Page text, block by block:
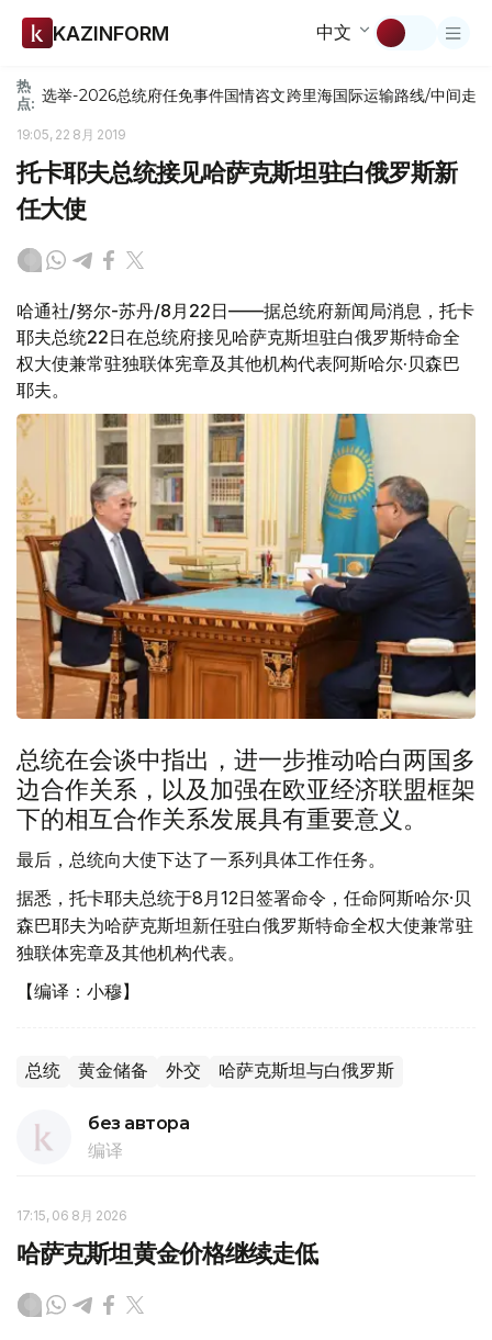
KAZINFORM 中文
热
点: 选举-2026总统府任免事件国情咨文跨里海国际运输路线/中间走廊
19:05, 22 8月 2019
托卡耶夫总统接见哈萨克斯坦驻白俄罗斯新
任大使
哈通社/努尔-苏丹/8月22日——据总统府新闻局消息，托卡
耶夫总统22日在总统府接见哈萨克斯坦驻白俄罗斯特命全
权大使兼常驻独联体宪章及其他机构代表阿斯哈尔·贝森巴
耶夫。
总统在会谈中指出，进一步推动哈白两国多
边合作关系，以及加强在欧亚经济联盟框架
下的相互合作关系发展具有重要意义。
最后，总统向大使下达了一系列具体工作任务。
据悉，托卡耶夫总统于8 月12日签署命令，任命阿斯哈尔·贝
森巴耶夫为哈萨克斯坦新任驻白俄罗斯特命全权大使兼常驻
独联体宪章及其他机构代表。
【编译：小穆】
总统 黄金储备 外交 哈萨克斯坦与白俄罗斯
без автора
编译
17:15, 06 8月 2026
哈萨克斯坦黄金价格继续走低